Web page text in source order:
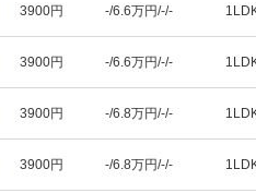
3900円 -/6.6万円/-/-
3900円 -/6.6万円/-/-
3900円 -/6.8万円/-/-
3900円 -/6.8万円/-/-